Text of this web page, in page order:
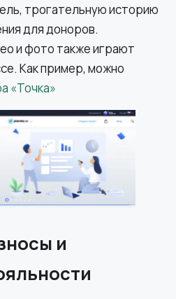
трогательную историю
для доноров.
и фото также играют
Как пример, можно
«Точка»
и